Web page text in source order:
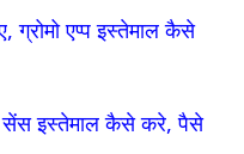
एप्प इस्तेमाल कैसे
इस्तेमाल कैसे करे, पैसे